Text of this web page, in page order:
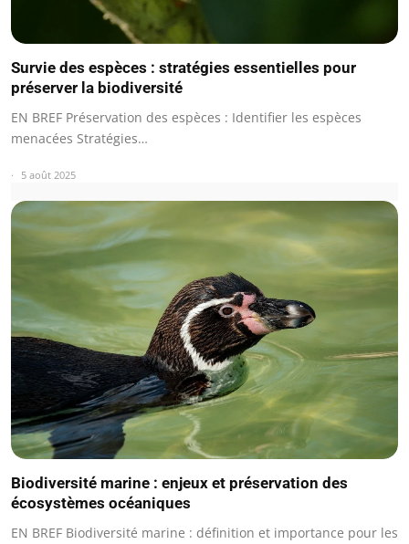
Survie des espèces : stratégies essentielles pour
préserver la biodiversité
EN BREF Préservation des espèces : Identifier les espèces
menacées Stratégies…
5 août 2025
Biodiversité marine : enjeux et préservation des
écosystèmes océaniques
EN BREF Biodiversité marine : définition et importance pour les